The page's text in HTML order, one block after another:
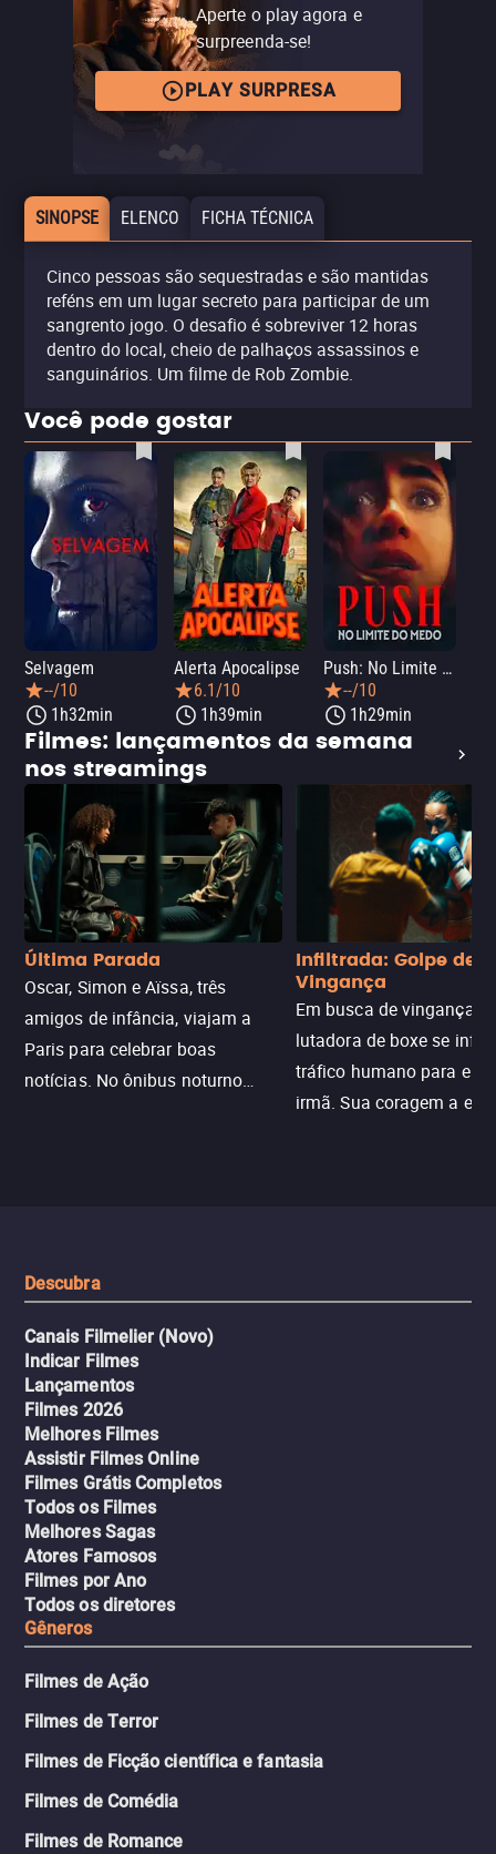
Aperte o play agora e
surpreenda-se!
PLAY SURPRESA
SINOPSE ELENCO FICHA TÉCNICA
Cinco pessoas são sequestradas e são mantidas
reféns em um lugar secreto para participar de um
sangrento jogo. O desafio é sobreviver 12 horas
dentro do local, cheio de palhaços assassinos e
sanguinários. Um filme de Rob Zombie.
Você pode gostar
Selvagem
--/10
1h32min
Alerta Apocalipse
6.1/10
1h39min
Push: No Limite do Medo
--/10
1h29min
Filmes: lançamentos da semana
nos streamings
Última Parada
Oscar, Simon e Aïssa, três
amigos de infância, viajam a
Paris para celebrar boas
notícias. No ônibus noturno
Infiltrada: Golpe de
Vingança
Em busca de vingança,
lutadora de boxe se
tráfico humano para
irmã. Sua coragem a
Descubra
Canais Filmelier (Novo)
Indicar Filmes
Lançamentos
Filmes 2026
Melhores Filmes
Assistir Filmes Online
Filmes Grátis Completos
Todos os Filmes
Melhores Sagas
Atores Famosos
Filmes por Ano
Todos os diretores
Gêneros
Filmes de Ação
Filmes de Terror
Filmes de Ficção científica e fantasia
Filmes de Comédia
Filmes de Romance